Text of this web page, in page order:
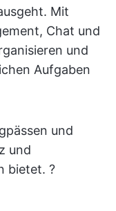
Mit
Chat und
und
Aufgaben
und
und
bietet. ?